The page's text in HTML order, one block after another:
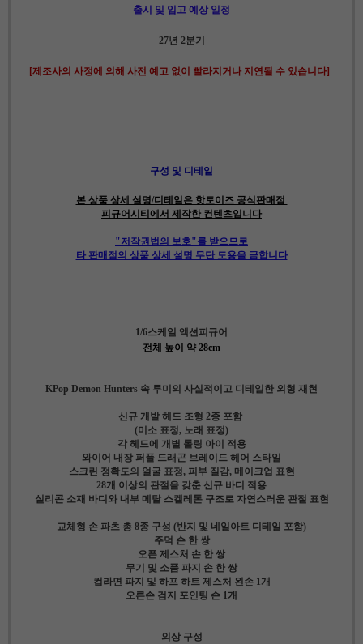
출시 및 입고 예상 일정
27년 2분기
[제조사의 사정에 의해 사전 예고 없이 빨라지거나 지연될 수 있습니다]
구성 및 디테일
본 상품 상세 설명/디테일은 핫토이즈 공식판매점
피규어시티에서 제작한 컨텐츠입니다
"저작권법의 보호"를 받으므로
타 판매점의 상품 상세 설명 무단 도용을 금합니다
1/6스케일 액션피규어
전체 높이 약 28cm
KPop Demon Hunters 속 루미의 사실적이고 디테일한 외형 재현
신규 개발 헤드 조형 2종 포함
(미소 표정, 노래 표정)
각 헤드에 개별 롤링 아이 적용
와이어 내장 퍼플 드래곤 브레이드 헤어 스타일
스크린 정확도의 얼굴 표정, 피부 질감, 메이크업 표현
28개 이상의 관절을 갖춘 신규 바디 적용
실리콘 소재 바디와 내부 메탈 스켈레톤 구조로 자연스러운 관절 표현
교체형 손 파츠 총 8종 구성 (반지 및 네일아트 디테일 포함)
주먹 손 한 쌍
오픈 제스처 손 한 쌍
무기 및 소품 파지 손 한 쌍
컵라면 파지 및 하프 하트 제스처 왼손 1개
오른손 검지 포인팅 손 1개
의상 구성